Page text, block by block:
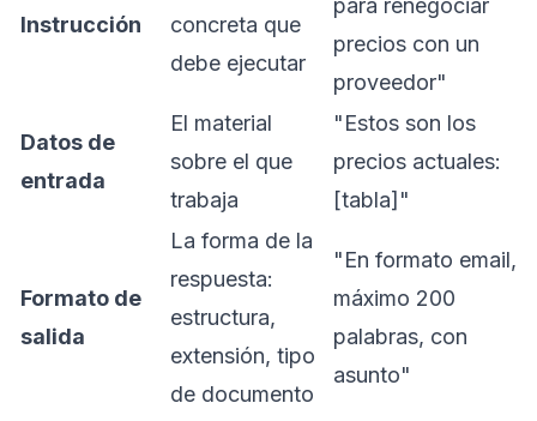
Instrucción
concreta que
debe ejecutar
para renegociar
precios con un
proveedor"
Datos de
entrada
El material
sobre el que
trabaja
"Estos son los
precios actuales:
[tabla]"
Formato de
salida
La forma de la
respuesta:
estructura,
extensión, tipo
de documento
"En formato email,
máximo 200
palabras, con
asunto"